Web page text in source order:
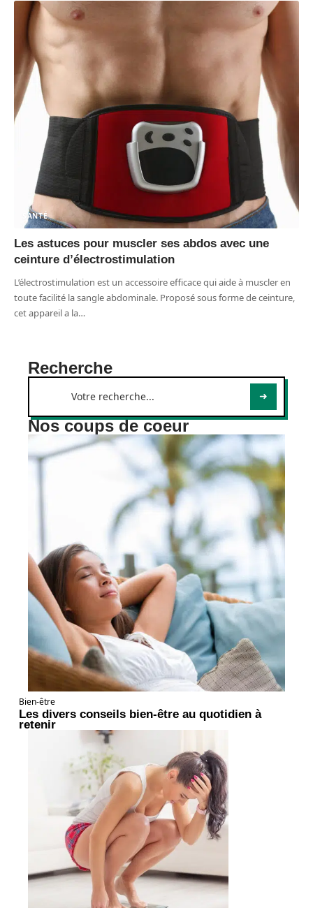
SANTÉ
Les astuces pour muscler ses abdos avec une
ceinture d’électrostimulation
L’électrostimulation est un accessoire efficace qui aide à muscler en
toute facilité la sangle abdominale. Proposé sous forme de ceinture,
cet appareil a la…
Recherche
Nos coups de coeur
Bien-être
Les divers conseils bien-être au quotidien à
retenir